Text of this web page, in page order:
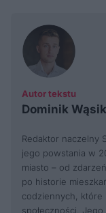
Autor tekstu
Dominik Wąsik
Redaktor naczelny
jego powstania w
miasto – od
po historie
codziennych, które
społeczności.